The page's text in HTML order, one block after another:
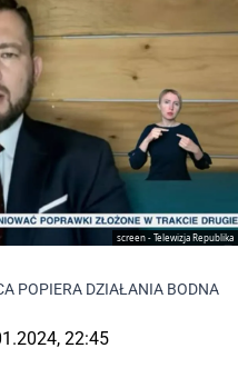
screen - Telewizja Republika
POPIERA DZIAŁANIA
22:45